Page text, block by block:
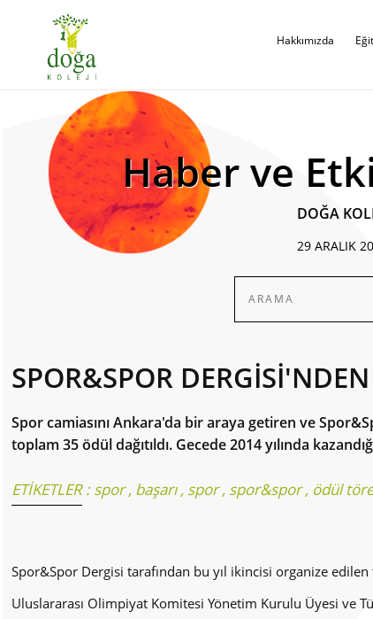
Hakkımızda
Haber ve
DOĞA
29 ARALIK
SPOR&SPOR
Spor camiasını Ankara'da bir araya getiren ve
toplam 35 ödül dağıtıldı. Gecede 2014 yılında
ETİKETLER :spor, başarı, spor, spor&spor, ödül
Spor&Spor Dergisi tarafından bu yıl ikincisi organize
Uluslararası Olimpiyat Komitesi Yönetim Kurulu Üyesi ve